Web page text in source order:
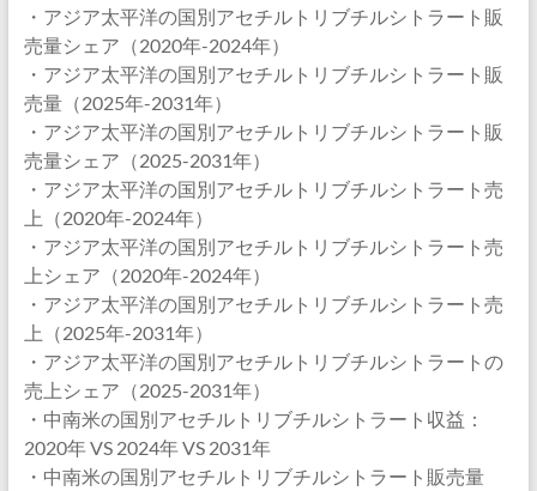
・アジア太平洋の国別アセチルトリブチルシトラート販
売量シェア（2020年-2024年）
・アジア太平洋の国別アセチルトリブチルシトラート販
売量（2025年-2031年）
・アジア太平洋の国別アセチルトリブチルシトラート販
売量シェア（2025-2031年）
・アジア太平洋の国別アセチルトリブチルシトラート売
上（2020年-2024年）
・アジア太平洋の国別アセチルトリブチルシトラート売
上シェア（2020年-2024年）
・アジア太平洋の国別アセチルトリブチルシトラート売
上（2025年-2031年）
・アジア太平洋の国別アセチルトリブチルシトラートの
売上シェア（2025-2031年）
・中南米の国別アセチルトリブチルシトラート収益：
2020年 VS 2024年 VS 2031年
・中南米の国別アセチルトリブチルシトラート販売量